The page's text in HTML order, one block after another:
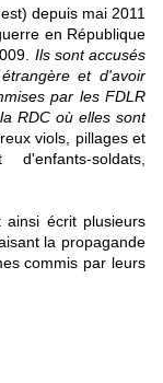
depuis mai 2011
en République
Ils sont accusés
et d'avoir
par les FDLR
RDC où elles sont
viols, pillages et
soldats,
ainsi écrit plusieurs
la propagande
commis par leurs